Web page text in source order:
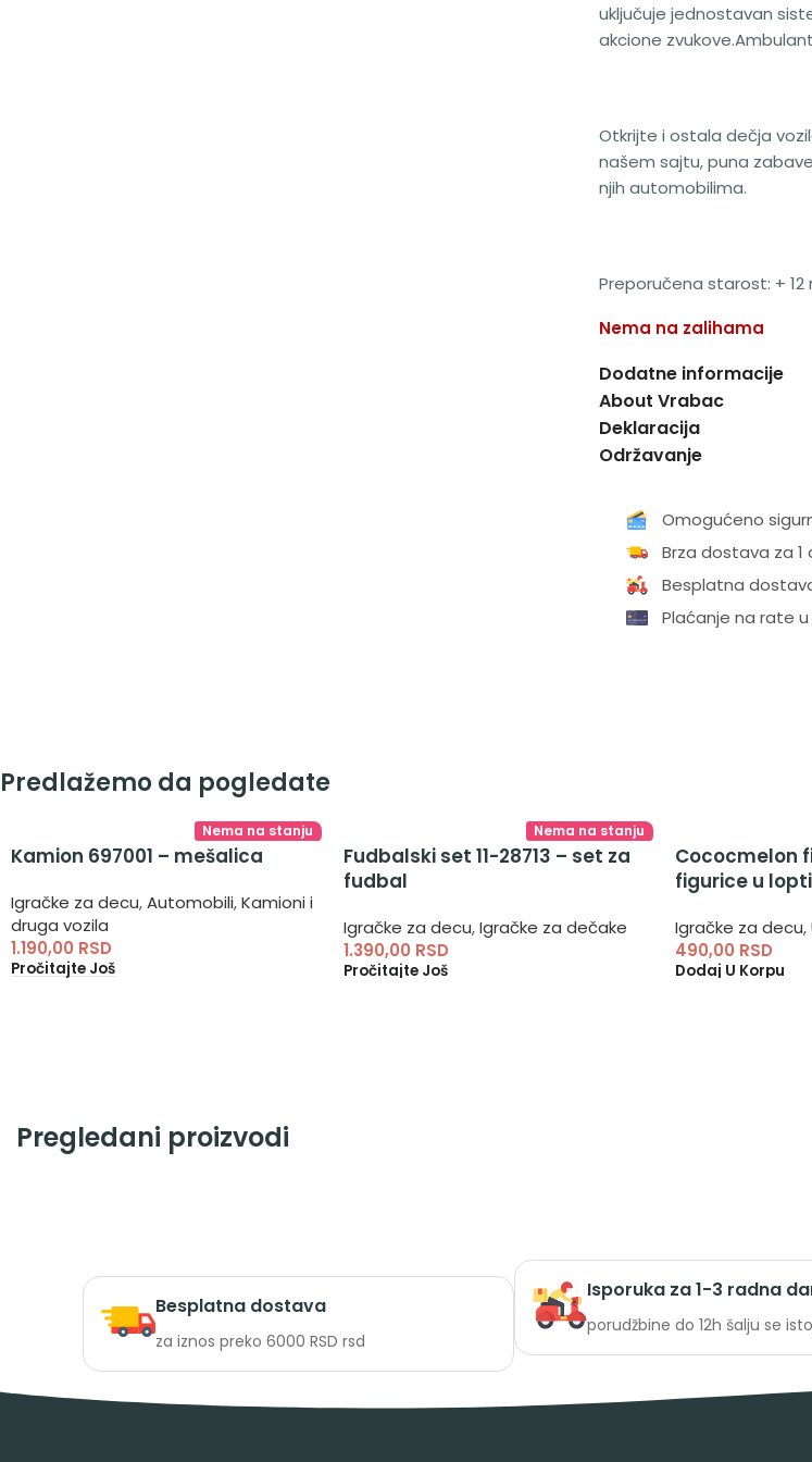
uključuje jednostavan
akcione
Otkrijte i ostala dečja
našem sajtu, puna
njih automobilima.
Preporučena starost: + 12
Nema na zalihama
Dodatne informacije
About Vrabac
Deklaracija
Održavanje
Omogućeno
Brza dostava za
Besplatna
Plaćanje na rate
Predlažemo da pogledate
Nema na stanju
Kamion 697001 – mešalica
Igračke za decu,Automobili,Kamioni i
druga vozila
1.190,00 RSD
Pročitajte Još
Nema na stanju
Fudbalski set 11-28713 – set za
fudbal
Igračke za decu, Igračke za dečake
1.390,00 RSD
Pročitajte Još
Cococmelon
figurice u lopti
Igračke za decu,
490,00 RSD
Dodaj U Korpu
Pregledani proizvodi
Besplatna dostava
za iznos preko 6000 RSD rsd
Isporuka za 1-3 radna
porudžbine do 12h šalju se